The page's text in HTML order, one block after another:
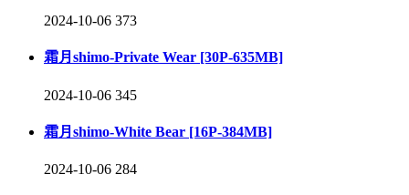
2024-10-06 373
霜月shimo-Private Wear [30P-635MB]
2024-10-06 345
霜月shimo-White Bear [16P-384MB]
2024-10-06 284